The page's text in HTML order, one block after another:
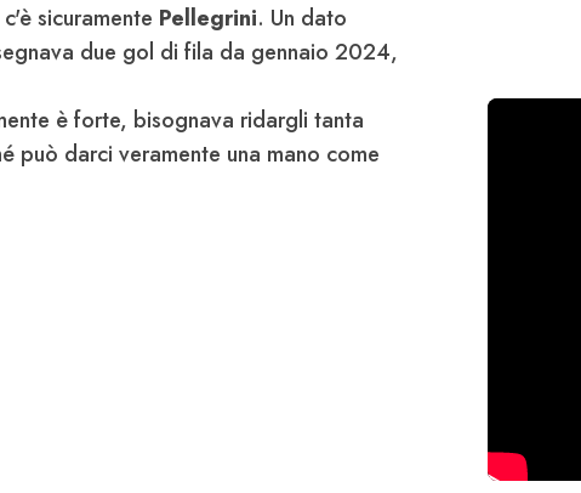
sicuramente Pellegrini. Un dato
due gol di fila da gennaio 2024,
è forte, bisognava ridargli tanta
può darci veramente una mano come